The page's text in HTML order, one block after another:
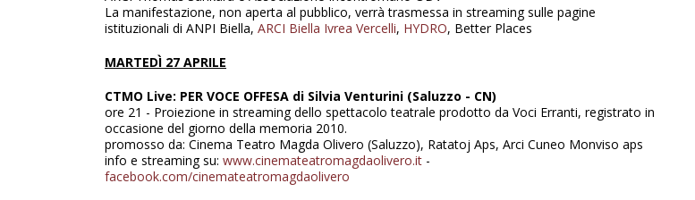
La manifestazione, non aperta al pubblico, verrà trasmessa in streaming sulle pagine
istituzionali di ANPI Biella, ARCI Biella Ivrea Vercelli, HYDRO, Better Places
MARTEDÌ 27 APRILE
CTMO Live: PER VOCE OFFESA di Silvia Venturini (Saluzzo - CN)
ore 21 - Proiezione in streaming dello spettacolo teatrale prodotto da Voci Erranti, registrato in
occasione del giorno della memoria 2010.
promosso da: Cinema Teatro Magda Olivero (Saluzzo), Ratatoj Aps, Arci Cuneo Monviso aps
info e streaming su: www.cinemateatromagdaolivero.it -
facebook.com/cinemateatromagdaolivero